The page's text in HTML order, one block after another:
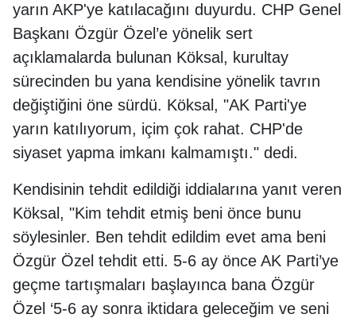
yarın AKP'ye katılacağını duyurdu. CHP Genel
Başkanı Özgür Özel’e yönelik sert
açıklamalarda bulunan Köksal, kurultay
sürecinden bu yana kendisine yönelik tavrın
değiştiğini öne sürdü. Köksal, "AK Parti'ye
yarın katılıyorum, içim çok rahat. CHP'de
siyaset yapma imkanı kalmamıştı." dedi.
Kendisinin tehdit edildiği iddialarına yanıt veren
Köksal, "Kim tehdit etmiş beni önce bunu
söylesinler. Ben tehdit edildim evet ama beni
Özgür Özel tehdit etti. 5-6 ay önce AK Parti’ye
geçme tartışmaları başlayınca bana Özgür
Özel ‘5-6 ay sonra iktidara geleceğim ve seni